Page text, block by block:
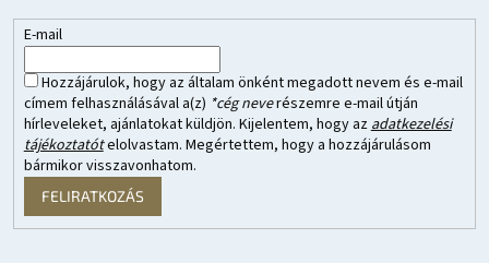
E-mail
Hozzájárulok, hogy az általam önként megadott nevem és e-mail
címem felhasználásával a(z) *cég neverészemre e-mail útján
hírleveleket, ajánlatokat küldjön. Kijelentem, hogy azadatkezelési
tájékoztatótelolvastam. Megértettem, hogy a hozzájárulásom
bármikor visszavonhatom.
FELIRATKOZÁS